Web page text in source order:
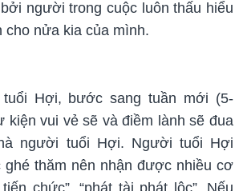
người trong cuộc luôn thấu hiểu
cho nửa kia của mình.
Hợi, bước sang tuần mới (5-
kiện vui vẻ sẽ và điềm lành sẽ đua
người tuổi Hợi. Người tuổi Hợi
thăm nên nhận được nhiều cơ
chức”, “phát tài phát lộc”. Nếu